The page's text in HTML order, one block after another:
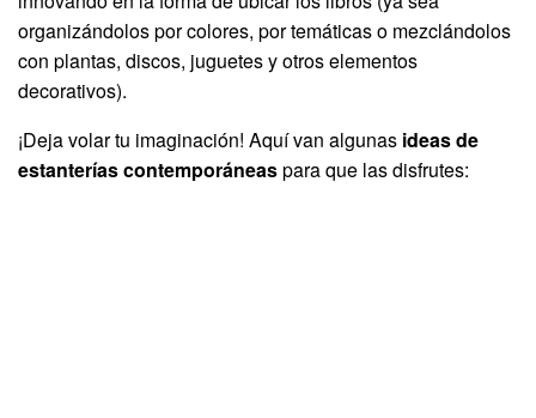
organizándolos por colores, por temáticas o mezclándolos
con plantas, discos, juguetes y otros elementos
decorativos).
¡Deja volar tu imaginación! Aquí van algunas ideas de
estanterías contemporáneaspara que las disfrutes: